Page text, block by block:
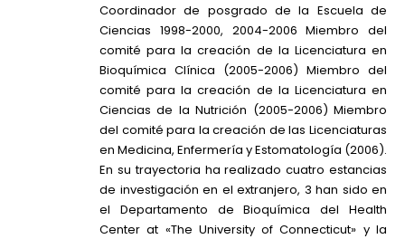
Coordinador de posgrado de la Escuela de
Ciencias 1998-2000, 2004-2006 Miembro del
comité para la creación de la Licenciatura en
Bioquímica Clínica (2005-2006) Miembro del
comité para la creación de la Licenciatura en
Ciencias de la Nutrición (2005-2006) Miembro
del comité para la creación de las Licenciaturas
en Medicina, Enfermería y Estomatología (2006).
En su trayectoria ha realizado cuatro estancias
de investigación en el extranjero, 3 han sido en
el Departamento de Bioquímica del Health
Center at «The University of Connecticut» y la